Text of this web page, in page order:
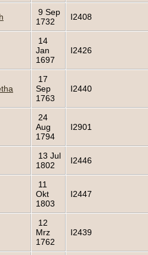
9 Sep
1732
I2408
14
Jan
1697
I2426
17
Sep
1763
I2440
24
Aug
1794
I2901
13 Jul
1802
I2446
11
Okt
1803
I2447
12
Mrz
1762
I2439